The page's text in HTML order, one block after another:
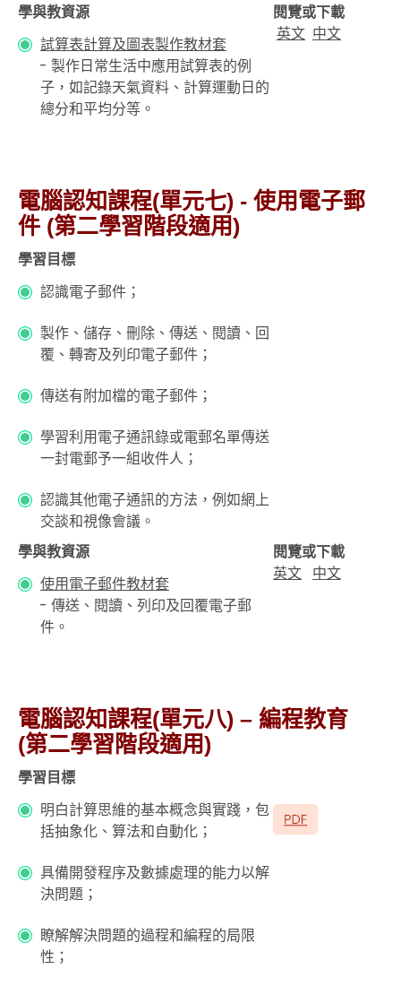
學與教資源
閱覽或下載
試算表計算及圖表製作教材套
- 製作日常生活中應用試算表的例
子，如記錄天氣資料、計算運動日的
總分和平均分等。
英文 中文
電腦認知課程(單元七) - 使用電子郵
件 (第二學習階段適用)
學習目標
認識電子郵件；
製作、儲存、刪除、傳送、閱讀、回
覆、轉寄及列印電子郵件；
傳送有附加檔的電子郵件；
學習利用電子通訊錄或電郵名單傳送
一封電郵予一組收件人；
認識其他電子通訊的方法，例如網上
交談和視像會議。
學與教資源
閱覽或下載
使用電子郵件教材套
- 傳送、閱讀、列印及回覆電子郵
件。
英文 中文
電腦認知課程(單元八) – 編程教育
(第二學習階段適用)
學習目標
明白計算思維的基本概念與實踐，包
括抽象化、算法和自動化；
具備開發程序及數據處理的能力以解
決問題；
瞭解解決問題的過程和編程的局限
性；